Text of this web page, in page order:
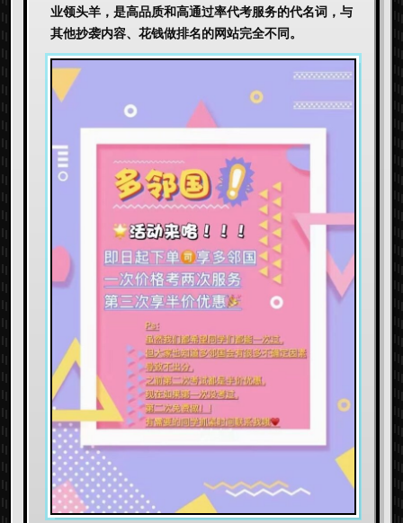
业领头羊，是高品质和高通过率代考服务的代名词，与
其他抄袭内容、花钱做排名的网站完全不同。